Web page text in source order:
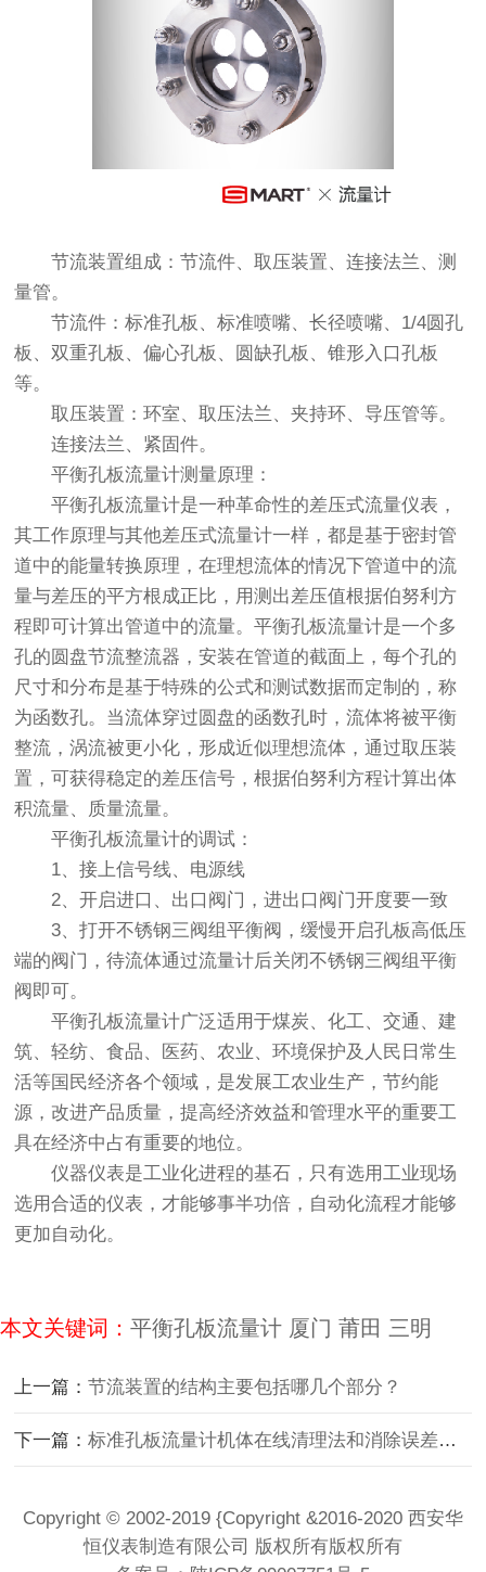
节流装置组成：节流件、取压装置、连接法兰、测
量管。
节流件：标准孔板、标准喷嘴、长径喷嘴、1/4圆孔
板、双重孔板、偏心孔板、圆缺孔板、锥形入口孔板
等。
取压装置：环室、取压法兰、夹持环、导压管等。
连接法兰、紧固件。
平衡孔板流量计测量原理：
平衡孔板流量计是一种革命性的差压式流量仪表，
其工作原理与其他差压式流量计一样，都是基于密封管
道中的能量转换原理，在理想流体的情况下管道中的流
量与差压的平方根成正比，用测出差压值根据伯努利方
程即可计算出管道中的流量。平衡孔板流量计是一个多
孔的圆盘节流整流器，安装在管道的截面上，每个孔的
尺寸和分布是基于特殊的公式和测试数据而定制的，称
为函数孔。当流体穿过圆盘的函数孔时，流体将被平衡
整流，涡流被更小化，形成近似理想流体，通过取压装
置，可获得稳定的差压信号，根据伯努利方程计算出体
积流量、质量流量。
平衡孔板流量计的调试：
1、接上信号线、电源线
2、开启进口、出口阀门，进出口阀门开度要一致
3、打开不锈钢三阀组平衡阀，缓慢开启孔板高低压
端的阀门，待流体通过流量计后关闭不锈钢三阀组平衡
阀即可。
平衡孔板流量计广泛适用于煤炭、化工、交通、建
筑、轻纺、食品、医药、农业、环境保护及人民日常生
活等国民经济各个领域，是发展工农业生产，节约能
源，改进产品质量，提高经济效益和管理水平的重要工
具在经济中占有重要的地位。
仪器仪表是工业化进程的基石，只有选用工业现场
选用合适的仪表，才能够事半功倍，自动化流程才能够
更加自动化。
本文关键词： 平衡孔板流量计 厦门 莆田 三明
上一篇：节流装置的结构主要包括哪几个部分？
下一篇：标准孔板流量计机体在线清理法和消除误差的方法
Copyright © 2002-2019 {Copyright &2016-2020 西安华
恒仪表制造有限公司 版权所有版权所有